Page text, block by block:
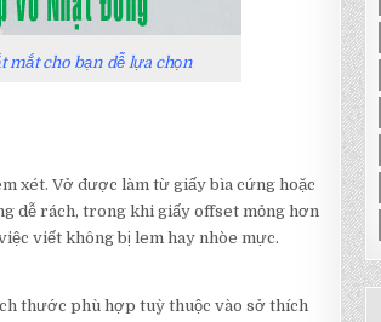
mắt cho bạn dễ lựa chọn
xét. Vở được làm từ giấy bìa cứng hoặc
dễ rách, trong khi giấy offset mỏng hơn
viết không bị lem hay nhòe mực.
thước phù hợp tuỳ thuộc vào sở thích